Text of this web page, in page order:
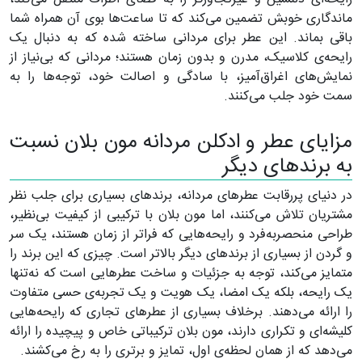
ماندگاری خوبش تضمین می‌کند که تا ساعت‌ها بوی آن همراه شما
باقی بماند. این عطر برای مردانی ساخته شده که به دنبال یک
رایحه‌ی کلاسیک، مدرن و بدون زمان هستند؛ مردانی که بی‌نیاز از
نمایش‌های اغراق‌آمیز، با سادگی و اصالت خود، توجه‌ها را به
سمت خود جلب می‌کنند.
مزایای عطر و ادکلن مردانه مون بلان نسبت
به برندهای دیگر
در دنیای پررقابت عطرهای مردانه، برندهای بسیاری برای جلب نظر
مشتریان تلاش می‌کنند، اما مون بلان با ترکیبی از کیفیت بی‌نظیر،
طراحی منحصر‌به‌فرد و رایحه‌هایی که فراتر از زمان هستند، یک سر
و گردن از بسیاری از برندهای دیگر بالاتر است. چیزی که این برند را
متمایز می‌کند، توجه به جزئیات و ساخت عطرهایی است که نه‌تنها
یک رایحه، بلکه یک امضا، یک هویت و یک تجربه‌ی حسی متفاوت
را ارائه می‌دهند. برخلاف بسیاری از عطرهای تجاری که رایحه‌هایی
کلیشه‌ای و تکراری دارند، مون بلان ترکیباتی خاص و پیچیده را ارائه
می‌دهد که از همان لحظه‌ی اول، تمایز و برتری را به رخ می‌کشند.